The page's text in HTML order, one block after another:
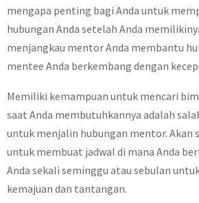
mengapa penting bagi Anda untuk
hubungan Anda setelah Anda
menjangkau mentor Anda membantu
mentee Anda berkembang dengan
Memiliki kemampuan untuk mencari
saat Anda membutuhkannya adalah
untuk menjalin hubungan mentor. Akan
untuk membuat jadwal di mana Anda
Anda sekali seminggu atau sebulan
kemajuan dan tantangan.